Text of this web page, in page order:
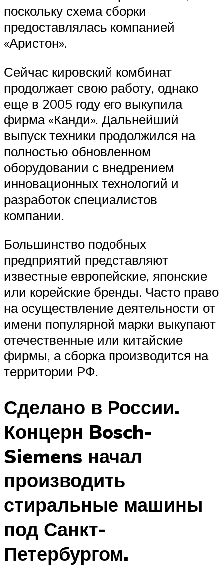
поскольку схема сборки
предоставлялась компанией
«Аристон».
Сейчас кировский комбинат
продолжает свою работу, однако
еще в 2005 году его выкупила
фирма «Канди». Дальнейший
выпуск техники продолжился на
полностью обновленном
оборудовании с внедрением
инновационных технологий и
разработок специалистов
компании.
Большинство подобных
предприятий представляют
известные европейские, японские
или корейские бренды. Часто право
на осуществление деятельности от
имени популярной марки выкупают
отечественные или китайские
фирмы, а сборка производится на
территории РФ.
Сделано в России.
Концерн Bosch-
Siemens начал
производить
стиральные машины
под Санкт-
Петербургом.